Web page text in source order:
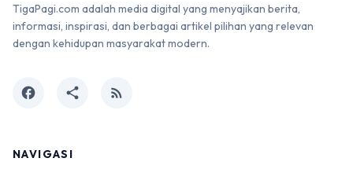
TigaPagi.com adalah media digital yang menyajikan berita,
informasi, inspirasi, dan berbagai artikel pilihan yang relevan
dengan kehidupan masyarakat modern.
facebook share rss_feed
NAVIGASI